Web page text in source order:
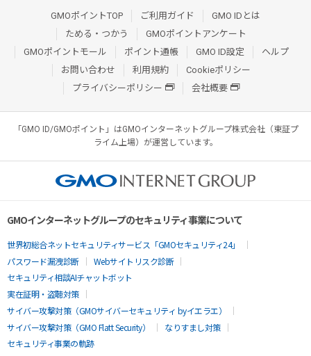
GMOポイントTOP ご利用ガイド
GMO IDとは
ためる・つかう
GMOポイントアンケート
GMOポイントモール
ポイント通帳 GMO ID設定
ヘルプ
お問い合わせ
利用規約
Cookieポリシー
プライバシーポリシー
会社概要
「GMO ID/GMOポイント」はGMOインターネットグループ株式会社（東証プ
ライム上場）が運営しています。
GMOインターネットグループのセキュリティ事業について
世界初総合ネットセキュリティサービス「GMOセキュリティ24」
パスワード漏洩診断
Webサイトリスク診断
セキュリティ相談AIチャットボット
実在証明・盗聴対策
サイバー攻撃対策（GMOサイバーセキュリティ byイエラエ）
サイバー攻撃対策（GMO Flatt Security）
なりすまし対策
セキュリティ事業の軌跡